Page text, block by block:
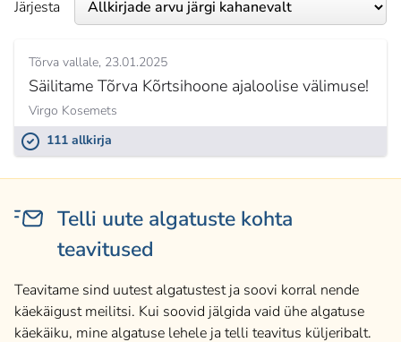
Järjesta
Tõrva vallale 23.01.2025
Säilitame Tõrva Kõrtsihoone ajaloolise välimuse!
Virgo Kosemets
111 allkirja
Telli uute algatuste kohta
teavitused
Teavitame sind uutest algatustest ja soovi korral nende
käekäigust meilitsi. Kui soovid jälgida vaid ühe algatuse
käekäiku, mine algatuse lehele ja telli teavitus küljeribalt.